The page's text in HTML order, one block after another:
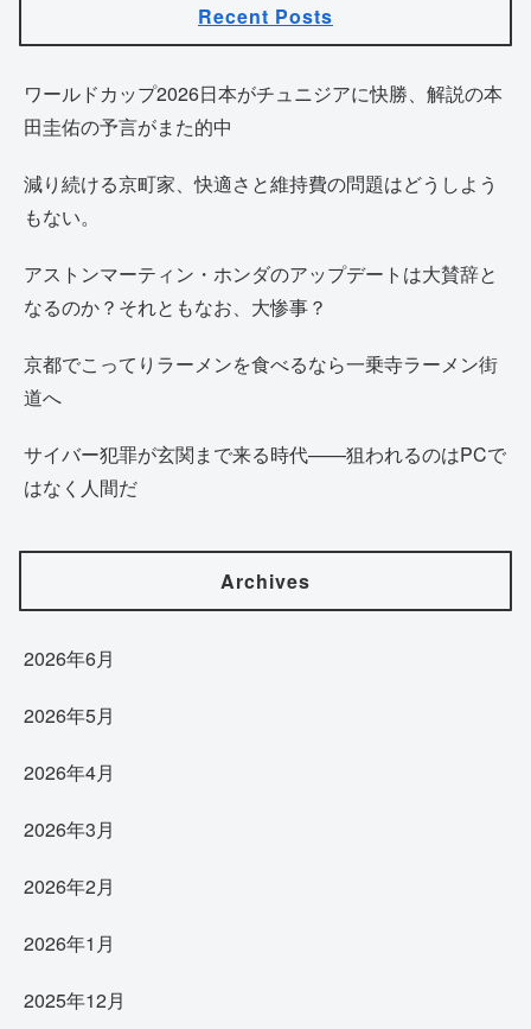
Recent Posts
ワールドカップ2026日本がチュニジアに快勝、解説の本
田圭佑の予言がまた的中
減り続ける京町家、快適さと維持費の問題はどうしよう
もない。
アストンマーティン・ホンダのアップデートは大賛辞と
なるのか？それともなお、大惨事？
京都でこってりラーメンを食べるなら一乗寺ラーメン街
道へ
サイバー犯罪が玄関まで来る時代——狙われるのはPCで
はなく人間だ
Archives
2026年6月
2026年5月
2026年4月
2026年3月
2026年2月
2026年1月
2025年12月